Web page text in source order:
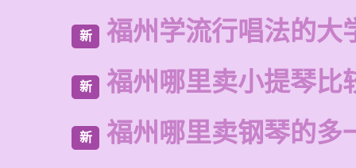
新 福州学流行唱法的大
新 福州哪里卖小提琴比
新 福州哪里卖钢琴的多